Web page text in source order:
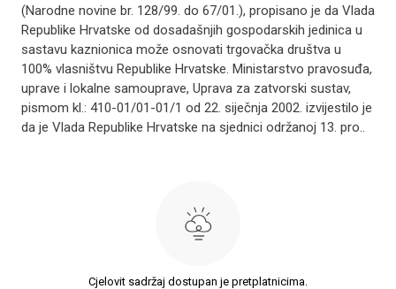
(Narodne novine br. 128/99. do 67/01.), propisano je da Vlada
Republike Hrvatske od dosadašnjih gospodarskih jedinica u
sastavu kaznionica može osnovati trgovačka društva u
100% vlasništvu Republike Hrvatske. Ministarstvo pravosuđa,
uprave i lokalne samouprave, Uprava za zatvorski sustav,
pismom kl.: 410-01/01-01/1 od 22. siječnja 2002. izvijestilo je
da je Vlada Republike Hrvatske na sjednici održanoj 13. pro..
Cjelovit sadržaj dostupan je pretplatnicima.